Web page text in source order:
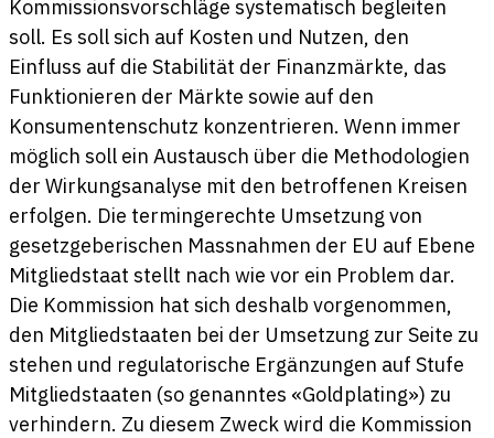
Kommissionsvorschläge systematisch begleiten
soll. Es soll sich auf Kosten und Nutzen, den
Einfluss auf die Stabilität der Finanzmärkte, das
Funktionieren der Märkte sowie auf den
Konsumentenschutz konzentrieren. Wenn immer
möglich soll ein Austausch über die Methodologien
der Wirkungsanalyse mit den betroffenen Kreisen
erfolgen. Die termingerechte Umsetzung von
gesetzgeberischen Massnahmen der EU auf Ebene
Mitgliedstaat stellt nach wie vor ein Problem dar.
Die Kommission hat sich deshalb vorgenommen,
den Mitgliedstaaten bei der Umsetzung zur Seite zu
stehen und regulatorische Ergänzungen auf Stufe
Mitgliedstaaten (so genanntes «Goldplating») zu
verhindern. Zu diesem Zweck wird die Kommission